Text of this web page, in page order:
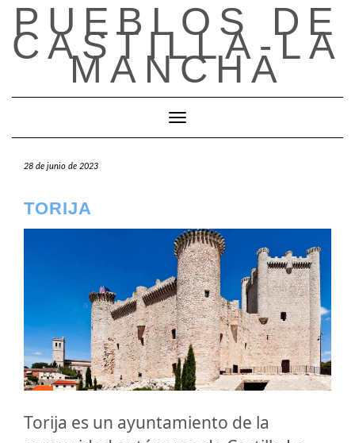
Saltar
contenido
PUEBLOS DE
CASTILLA-LA
MANCHA
Cambiar modo de navegación
28 de junio de 2023
TORIJA
Torija es un ayuntamiento de la